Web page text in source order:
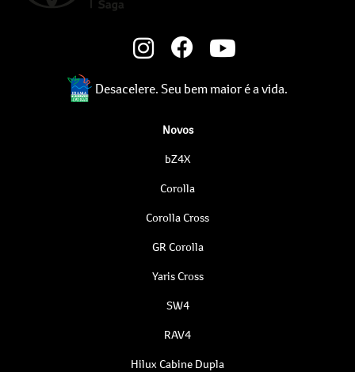
Desacelere. Seu bem maior é a vida.
Novos
bZ4X
Corolla
Corolla Cross
GR Corolla
Yaris Cross
SW4
RAV4
Hilux Cabine Dupla